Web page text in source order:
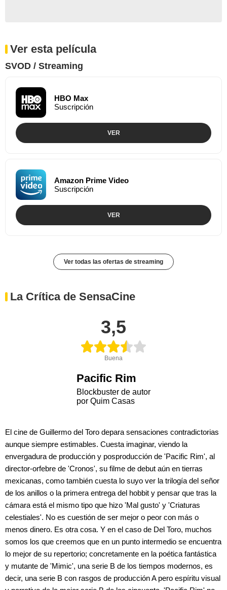
Ver esta película
SVOD / Streaming
HBO Max
Suscripción
VER
Amazon Prime Video
Suscripción
VER
Ver todas las ofertas de streaming
La Crítica de SensaCine
3,5
Buena
Pacific Rim
Blockbuster de autor
por Quim Casas
El cine de Guillermo del Toro depara sensaciones contradictorias
aunque siempre estimables. Cuesta imaginar, viendo la
envergadura de producción y posproducción de 'Pacific Rim', al
director-orfebre de 'Cronos', su filme de debut aún en tierras
mexicanas, como también cuesta lo suyo ver la trilogía del señor
de los anillos o la primera entrega del hobbit y pensar que tras la
cámara está el mismo tipo que hizo 'Mal gusto' y 'Criaturas
celestiales'. No es cuestión de ser mejor o peor con más o
menos dinero. Es otra cosa. Y en el caso de Del Toro, muchos
somos los que creemos que en un punto intermedio se encuentra
lo mejor de su repertorio; concretamente en la poética fantástica
y mutante de 'Mimic', una serie B de los tiempos modernos, es
decir, una serie B con rasgos de producción A pero espíritu visual